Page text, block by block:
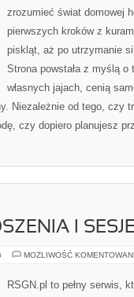
zrozumieć świat domowej
pierwszych kroków z
piskląt, aż po utrzymanie
Strona powstała z myślą
własnych jajach, cenią
Niezależnie od tego, czy
czy dopiero planujesz
I
MOŻLIWOŚĆ
RSGN.pl to pełny serwis,